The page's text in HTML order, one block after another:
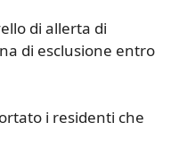
di allerta di
di esclusione entro
i residenti che